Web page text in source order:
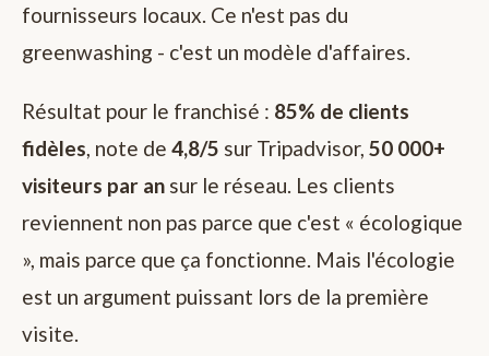
fournisseurs locaux. Ce n'est pas du
greenwashing - c'est un modèle d'affaires.
Résultat pour le franchisé : 85% de clients
fidèles, note de 4,8/5 sur Tripadvisor, 50 000+
visiteurs par an sur le réseau. Les clients
reviennent non pas parce que c'est « écologique
», mais parce que ça fonctionne. Mais l'écologie
est un argument puissant lors de la première
visite.